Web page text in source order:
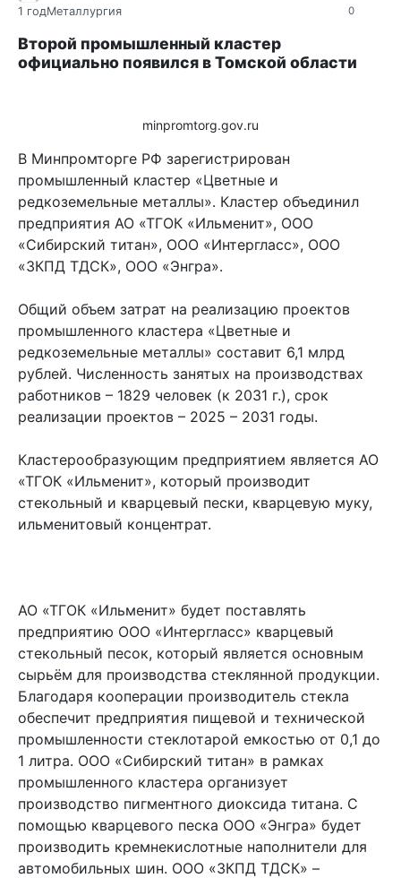
0
1 годМеталлургия
Второй промышленный кластер
официально появился в Томской области
minpromtorg.gov.ru
В Минпромторге РФ зарегистрирован
промышленный кластер «Цветные и
редкоземельные металлы». Кластер объединил
предприятия АО «ТГОК «Ильменит», ООО
«Сибирский титан», ООО «Интергласс», ООО
«ЗКПД ТДСК», ООО «Энгра».
Общий объем затрат на реализацию проектов
промышленного кластера «Цветные и
редкоземельные металлы» составит 6,1 млрд
рублей. Численность занятых на производствах
работников – 1829 человек (к 2031 г.), срок
реализации проектов – 2025 – 2031 годы.
Кластерообразующим предприятием является АО
«ТГОК «Ильменит», который производит
стекольный и кварцевый пески, кварцевую муку,
ильменитовый концентрат.
АО «ТГОК «Ильменит» будет поставлять
предприятию ООО «Интергласс» кварцевый
стекольный песок, который является основным
сырьём для производства стеклянной продукции.
Благодаря кооперации производитель стекла
обеспечит предприятия пищевой и технической
промышленности стеклотарой емкостью от 0,1 до
1 литра. ООО «Сибирский титан» в рамках
промышленного кластера организует
производство пигментного диоксида титана. С
помощью кварцевого песка ООО «Энгра» будет
производить кремнекислотные наполнители для
автомобильных шин. ООО «ЗКПД ТДСК» –